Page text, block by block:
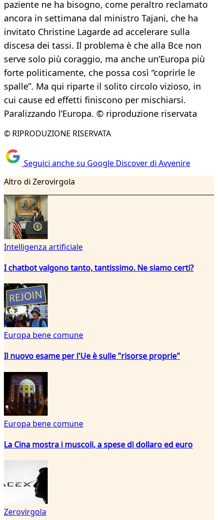
paziente ne ha bisogno, come peraltro reclamato
ancora in settimana dal ministro Tajani, che ha
invitato Christine Lagarde ad accelerare sulla
discesa dei tassi. Il problema è che alla Bce non
serve solo più coraggio, ma anche un’Europa più
forte politicamente, che possa così “coprirle le
spalle”. Ma qui riparte il solito circolo vizioso, in
cui cause ed effetti finiscono per mischiarsi.
Paralizzando l’Europa. © riproduzione riservata
© RIPRODUZIONE RISERVATA
Seguici anche su Google Discover di Avvenire
Altro di Zerovirgola
Intelligenza artificiale
I chatbot valgono tanto, tantissimo. Ne siamo certi?
Europa bene comune
Il nuovo esame per l'Ue è sulle "risorse proprie"
Europa bene comune
La Cina mostra i muscoli, a spese di dollaro ed euro
Zerovirgola